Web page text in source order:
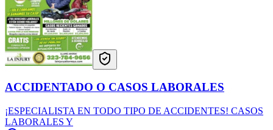
ACCIDENTADO O CASOS LABORALES
¡ESPECIALISTA EN TODO TIPO DE ACCIDENTES! CASOS
LABORALES Y